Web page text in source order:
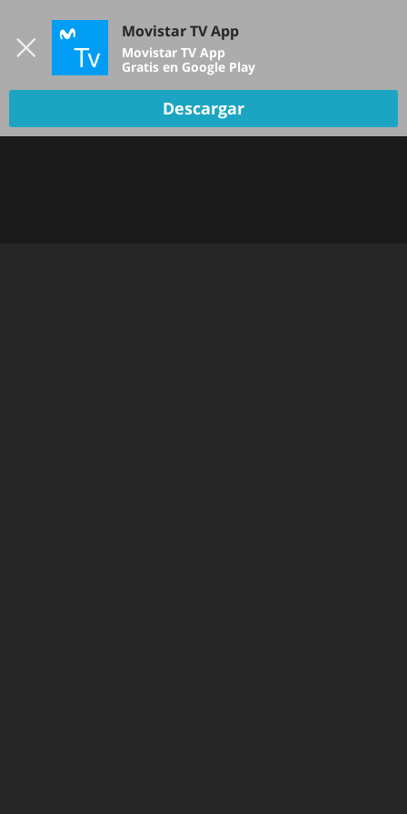
TV EN VIVO
Movistar TV App
Movistar TV App
Gratis en Google Play
Descargar